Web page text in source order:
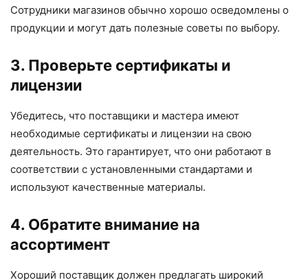
Сотрудники магазинов обычно хорошо осведомлены о
продукции и могут дать полезные советы по выбору.
3. Проверьте сертификаты и
лицензии
Убедитесь, что поставщики и мастера имеют
необходимые сертификаты и лицензии на свою
деятельность. Это гарантирует, что они работают в
соответствии с установленными стандартами и
используют качественные материалы.
4. Обратите внимание на
ассортимент
Хороший поставщик должен предлагать широкий